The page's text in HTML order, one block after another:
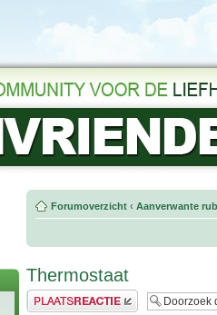
Forumoverzicht ‹ Aanverwante
Thermostaat
Plaats een reactie